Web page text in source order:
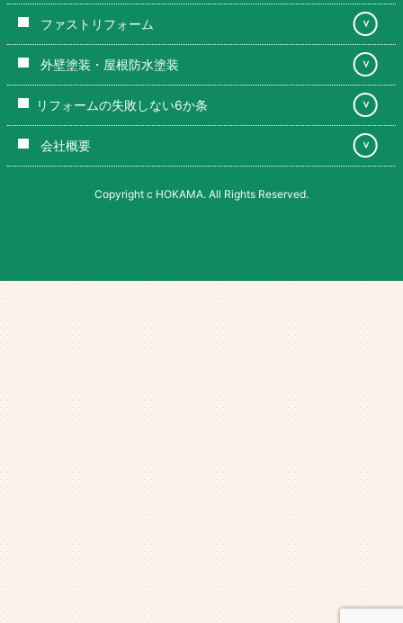
ファストリフォーム ＞
外壁塗装・屋根防水塗装 ＞
リフォームの失敗しない6か条 ＞
会社概要 ＞
Copyright c HOKAMA. All Rights Reserved.